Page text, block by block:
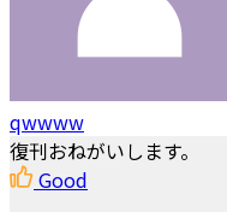
qwwww
復刊おねがいします。
Good